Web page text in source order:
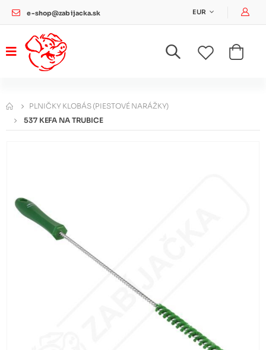
e-shop@zabijacka.sk EUR
PLNIČKY KLOBÁS (PIESTOVÉ NARÁŽKY)
537 KEFA NA TRUBICE